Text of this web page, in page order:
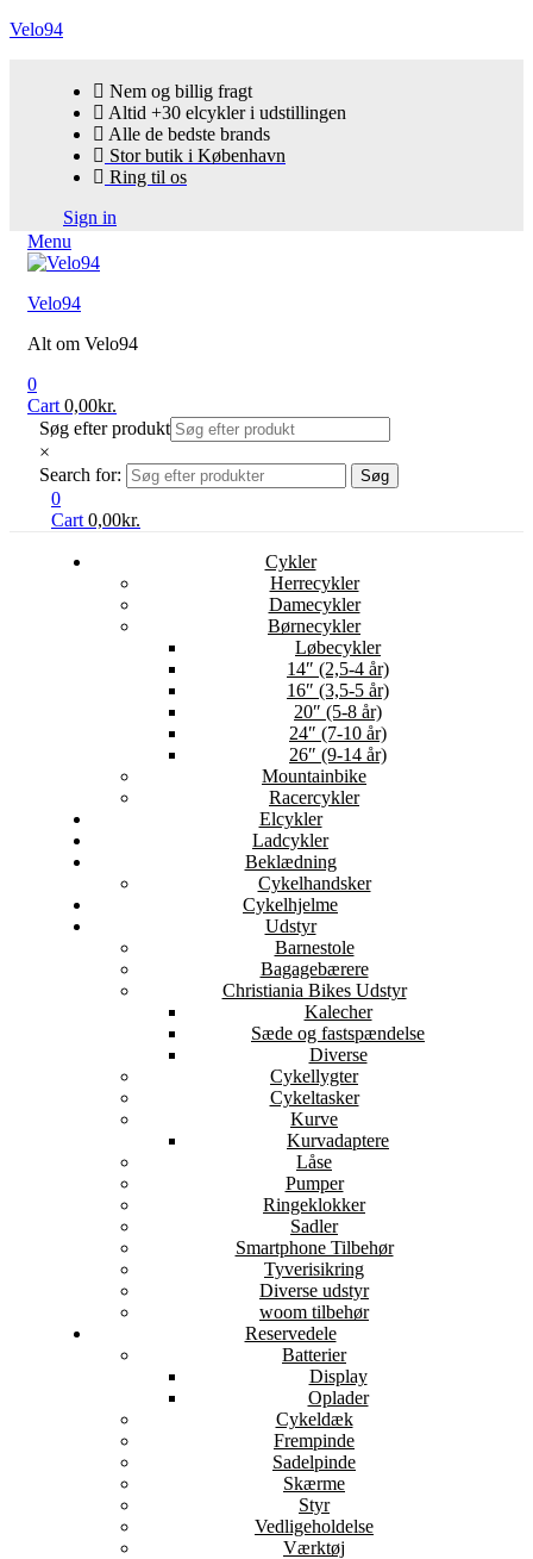
Velo94
Nem og billig fragt
Altid +30 elcykler i udstillingen
Alle de bedste brands
Stor butik i København
Ring til os
Sign in
Menu
Velo94
Alt om Velo94
0
Cart 0,00kr.
Søg efter produkt
×
Search for:
Søg
0
Cart 0,00kr.
Cykler
Herrecykler
Damecykler
Børnecykler
Løbecykler
14″ (2,5-4 år)
16″ (3,5-5 år)
20″ (5-8 år)
24″ (7-10 år)
26″ (9-14 år)
Mountainbike
Racercykler
Elcykler
Ladcykler
Beklædning
Cykelhandsker
Cykelhjelme
Udstyr
Barnestole
Bagagebærere
Christiania Bikes Udstyr
Kalecher
Sæde og fastspændelse
Diverse
Cykellygter
Cykeltasker
Kurve
Kurvadaptere
Låse
Pumper
Ringeklokker
Sadler
Smartphone Tilbehør
Tyverisikring
Diverse udstyr
woom tilbehør
Reservedele
Batterier
Display
Oplader
Cykeldæk
Frempinde
Sadelpinde
Skærme
Styr
Vedligeholdelse
Værktøj